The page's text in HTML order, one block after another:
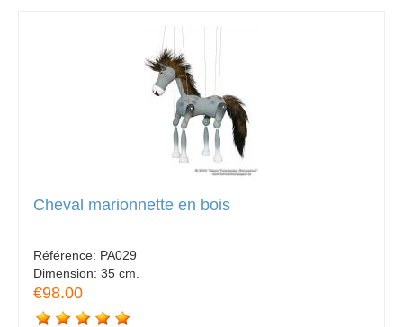
Cheval marionnette en bois
Référence: PA029
Dimension: 35 cm.
€98.00